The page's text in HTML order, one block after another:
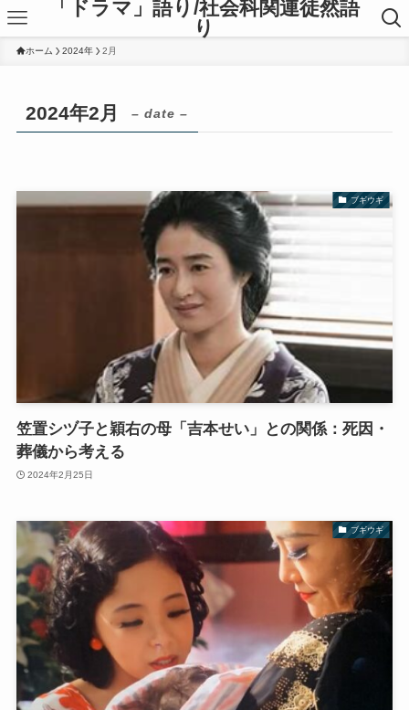
「ドラマ」語り/社会科関連徒然語
り
ホーム 2024年 2月
2024年2月 – date –
ブギウギ
笠置シヅ子と穎右の母「吉本せい」との関係：死因・
葬儀から考える
2024年2月25日
ブギウギ